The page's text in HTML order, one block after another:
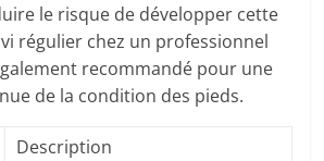
le risque de développer cette
régulier chez un professionnel
recommandé pour une
de la condition des pieds.
Description